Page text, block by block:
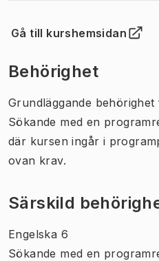
Gå till kurshemsidan
(Öppnas i ny flik)
Behörighet
Grundläggande
Sökande med en
där kursen ingår i
ovan krav.
Särskild
Engelska 6
Sökande med en